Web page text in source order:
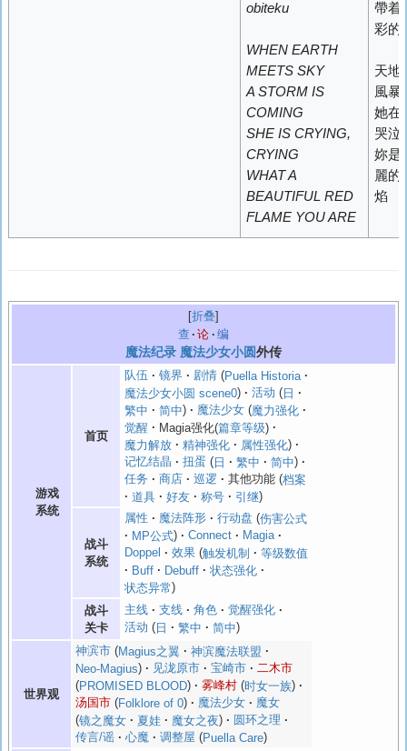
obiteku
WHEN EARTH
MEETS SKY
A STORM IS
COMING
SHE IS CRYING,
CRYING
WHAT A
BEAUTIFUL RED
FLAME YOU ARE
帶着
彩的
天地
風暴
她在
哭泣
妳是
麗的
焰
折叠
查
论 编
魔法纪录 魔法少女小圆外传
游戏
系统
首页
队伍 镜界 剧情 Puella Historia
魔法少女小圆 scene0
活动
日
繁中
简中 魔法少女 魔力强化
觉醒
Magia强化(篇章等级)
魔力解放
精神强化
属性强化
记忆结晶
扭蛋 日 繁中
简中
任务
商店 巡逻 其他功能 档案
道具
好友 称号 引继
战斗
系统
属性 魔法阵形 行动盘
伤害公式
MP公式
Connect
Magia
Doppel
效果 触发机制
等级数值
Buff
Debuff
状态强化
状态异常
战斗
关卡
主线 支线 角色
觉醒强化
活动
日 繁中 简中
世界观
神滨市 Magius之翼
神滨魔法联盟
Neo-Magius
见泷原市 宝崎市
二木市
PROMISED BLOOD
雾峰村 时女一族
汤国市 Folklore of 0 魔法少女
魔女
镜之魔女
夏娃 魔女之夜
圆环之理
传言/谣
心魔 调整屋 Puella Care